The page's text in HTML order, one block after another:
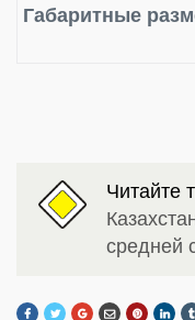
Габаритные
Читайте
средней